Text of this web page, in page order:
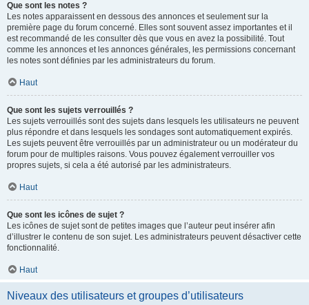
Que sont les notes ?
Les notes apparaissent en dessous des annonces et seulement sur la
première page du forum concerné. Elles sont souvent assez importantes et il
est recommandé de les consulter dès que vous en avez la possibilité. Tout
comme les annonces et les annonces générales, les permissions concernant
les notes sont définies par les administrateurs du forum.
Haut
Que sont les sujets verrouillés ?
Les sujets verrouillés sont des sujets dans lesquels les utilisateurs ne peuvent
plus répondre et dans lesquels les sondages sont automatiquement expirés.
Les sujets peuvent être verrouillés par un administrateur ou un modérateur du
forum pour de multiples raisons. Vous pouvez également verrouiller vos
propres sujets, si cela a été autorisé par les administrateurs.
Haut
Que sont les icônes de sujet ?
Les icônes de sujet sont de petites images que l’auteur peut insérer afin
d’illustrer le contenu de son sujet. Les administrateurs peuvent désactiver cette
fonctionnalité.
Haut
Niveaux des utilisateurs et groupes d’utilisateurs